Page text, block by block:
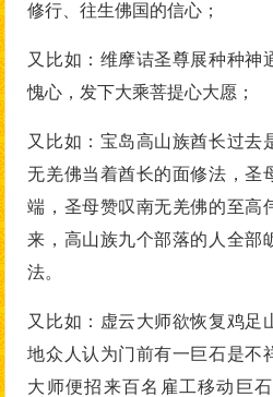
修行、往生佛国的信心；
又比如：维摩诘圣尊展种种神
愧心，发下大乘菩提心大愿；
又比如：宝岛高山族酋长过去
无羌佛当着酋长的面修法，圣
端，圣母赞叹南无羌佛的至高
来，高山族九个部落的人全部
法。
又比如：虚云大师欲恢复鸡足
地众人认为门前有一巨石是不
大师便招来百名雇工移动巨